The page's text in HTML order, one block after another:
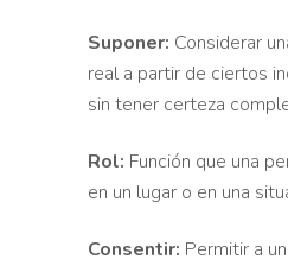
Suponer: Considerar
real a partir de ciertos
sin tener certeza
Rol: Función que una
en un lugar o en una
Consentir: Permitir a